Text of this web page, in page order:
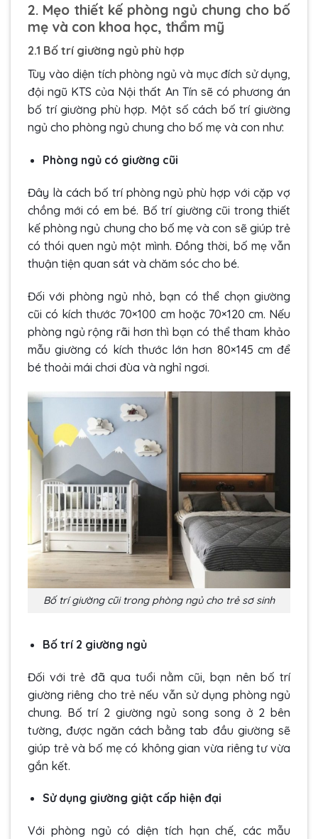
2. Mẹo thiết kế phòng ngủ chung cho bố
mẹ và con khoa học, thẩm mỹ
2.1 Bố trí giường ngủ phù hợp
Tùy vào diện tích phòng ngủ và mục đích sử dụng,
đội ngũ KTS của Nội thất An Tín sẽ có phương án
bố trí giường phù hợp. Một số cách bố trí giường
ngủ cho phòng ngủ chung cho bố mẹ và con như:
Phòng ngủ có giường cũi
Đây là cách bố trí phòng ngủ phù hợp với cặp vợ
chồng mới có em bé. Bố trí giường cũi trong thiết
kế phòng ngủ chung cho bố mẹ và con sẽ giúp trẻ
có thói quen ngủ một mình. Đồng thời, bố mẹ vẫn
thuận tiện quan sát và chăm sóc cho bé.
Đối với phòng ngủ nhỏ, bạn có thể chọn giường
cũi có kích thước 70×100 cm hoặc 70×120 cm. Nếu
phòng ngủ rộng rãi hơn thì bạn có thể tham khảo
mẫu giường có kích thước lớn hơn 80×145 cm để
bé thoải mái chơi đùa và nghỉ ngơi.
Bố trí giường cũi trong phòng ngủ cho trẻ sơ sinh
Bố trí 2 giường ngủ
Đối với trẻ đã qua tuổi nằm cũi, bạn nên bố trí
giường riêng cho trẻ nếu vẫn sử dụng phòng ngủ
chung. Bố trí 2 giường ngủ song song ở 2 bên
tường, được ngăn cách bằng tab đầu giường sẽ
giúp trẻ và bố mẹ có không gian vừa riêng tư vừa
gắn kết.
Sử dụng giường giật cấp hiện đại
Với phòng ngủ có diện tích hạn chế, các mẫu